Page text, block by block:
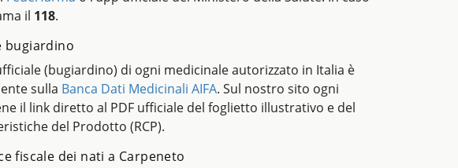
il 118.
bugiardino
(bugiardino) di ogni medicinale autorizzato in Italia è
sulla Banca Dati Medicinali AIFA. Sul nostro sito ogni
il link diretto al PDF ufficiale del foglietto illustrativo e del
del Prodotto (RCP).
fiscale dei nati a Carpeneto